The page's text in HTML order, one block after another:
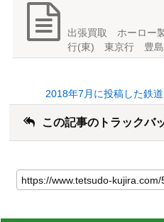
出張買取 ホーロ
行(東) 東京行 豊島
2018年7月に投稿した鉄
この記事のトラックバ